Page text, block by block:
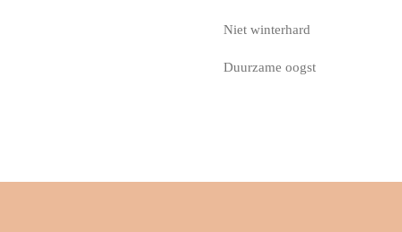
Niet winterhard
Duurzame oogst